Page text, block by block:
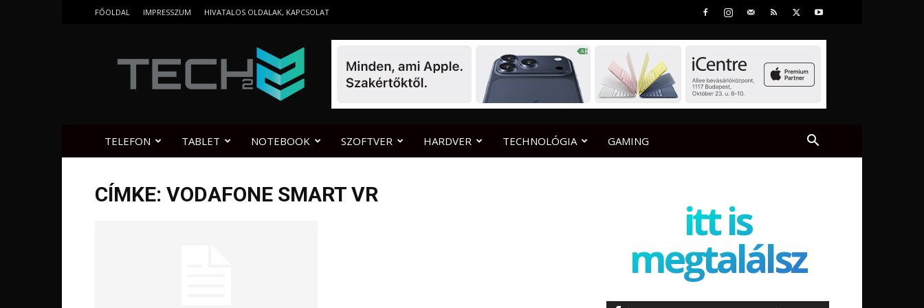
FŐOLDAL IMPRESSZUM HIVATALOS OLDALAK, KAPCSOLAT
TELEFON TABLET NOTEBOOK SZOFTVER HARDVER TECHNOLÓGIA GAMING
CÍMKE: VODAFONE SMART VR
itt is
megtalálsz